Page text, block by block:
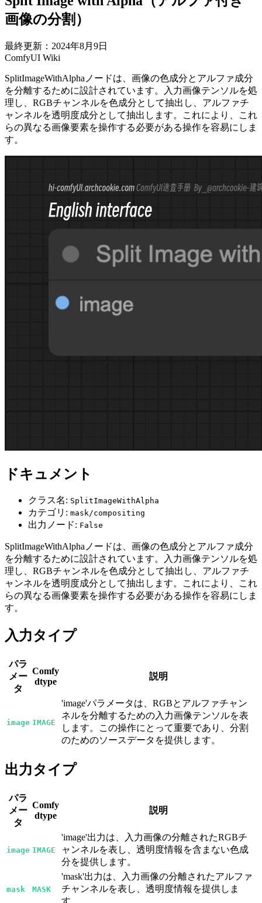
画像の分割）
最終更新：2024年8月9日
ComfyUI Wiki
SplitImageWithAlphaノードは、画像の色成分とアルファ成分
を分離するために設計されています。入力画像テンソルを処
理し、RGBチャンネルを色成分として抽出し、アルファチ
ャンネルを透明度成分として抽出します。これにより、これ
らの異なる画像要素を操作する必要がある操作を容易にしま
す。
ドキュメント
クラス名: SplitImageWithAlpha
カテゴリ: mask/compositing
出力ノード: False
SplitImageWithAlphaノードは、画像の色成分とアルファ成分
を分離するために設計されています。入力画像テンソルを処
理し、RGBチャンネルを色成分として抽出し、アルファチ
ャンネルを透明度成分として抽出します。これにより、これ
らの異なる画像要素を操作する必要がある操作を容易にしま
す。
入力タイプ
パラ
メー
タ
Comfy
dtype
説明
image IMAGE
'image'パラメータは、RGBとアルファチャン
ネルを分離するための入力画像テンソルを表
します。この操作にとって重要であり、分割
のためのソースデータを提供します。
出力タイプ
パラ
メー
タ
Comfy
dtype
説明
image IMAGE
'image'出力は、入力画像の分離されたRGBチ
ャンネルを表し、透明度情報を含まない色成
分を提供します。
mask MASK
'mask'出力は、入力画像の分離されたアルファ
チャンネルを表し、透明度情報を提供しま
す。